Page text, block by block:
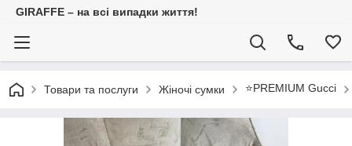
GIRAFFE – на всі випадки життя!
Товари та послуги Жіночі сумки ⭐️PREMIUM Gucci